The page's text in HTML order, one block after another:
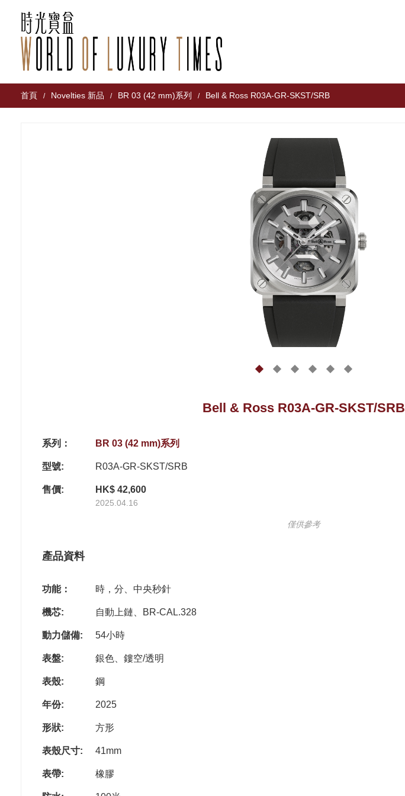
首頁 / Novelties 新品 / BR 03 (42 mm)系列 / Bell & Ross R03A-GR-SKST/SRB
Bell & Ross R03A-GR-SKST/SRB
系列： BR 03 (42 mm)系列
型號: R03A-GR-SKST/SRB
售價: HK$ 42,600
2025.04.16
僅供參考
產品資料
功能： 時，分、中央秒針
機芯: 自動上鏈、BR-CAL.328
動力儲備: 54小時
表盤: 銀色、鏤空/透明
表殼: 鋼
年份: 2025
形狀: 方形
表殼尺寸: 41mm
表帶: 橡膠